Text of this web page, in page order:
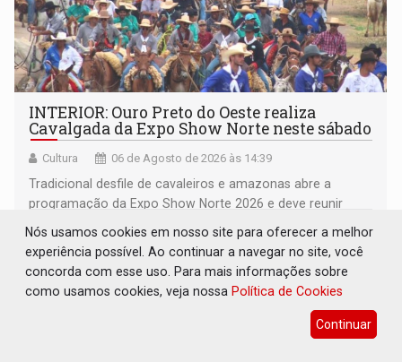
INTERIOR: Ouro Preto do Oeste realiza
Cavalgada da Expo Show Norte neste sábado
Cultura 06 de Agosto de 2026 às 14:39
Tradicional desfile de cavaleiros e amazonas abre a
programação da Expo Show Norte 2026 e deve reunir
Nós usamos cookies em nosso site para oferecer a melhor
experiência possível. Ao continuar a navegar no site, você
concorda com esse uso. Para mais informações sobre
como usamos cookies, veja nossa Política de Cookies
Continuar